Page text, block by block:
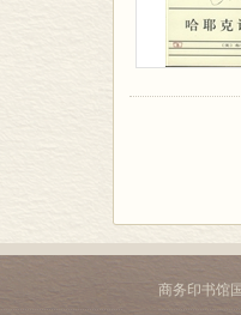
商务印书馆